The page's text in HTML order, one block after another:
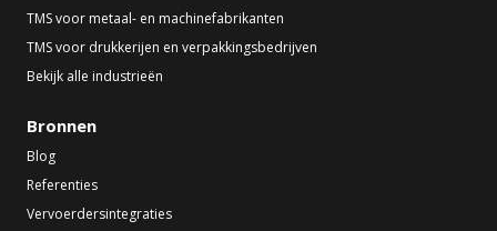
TMS voor metaal- en machinefabrikanten
TMS voor drukkerijen en verpakkingsbedrijven
Bekijk alle industrieën
Bronnen
Blog
Referenties
Vervoerdersintegraties